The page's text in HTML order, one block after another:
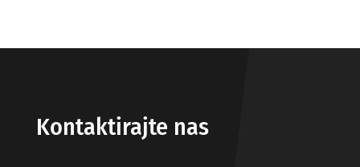
Kontaktirajte nas